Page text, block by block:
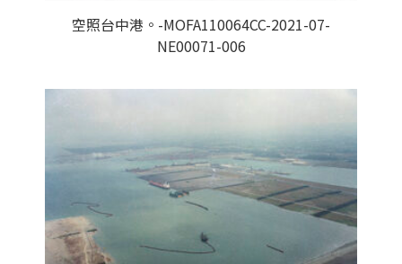
空照台中港。-MOFA110064CC-2021-07-
NE00071-006